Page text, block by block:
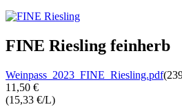
FINE Riesling feinherb
Weinpass_2023_FINE_Riesling.pdf
11,50 €
(15,33 €/L)